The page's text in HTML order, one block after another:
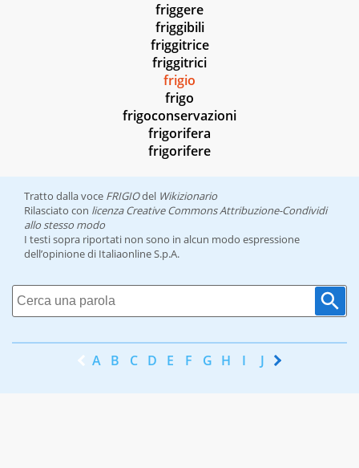
friggere
friggibili
friggitrice
friggitrici
frigio
frigo
frigoconservazioni
frigorifera
frigorifere
Tratto dalla voce FRIGIOdel Wikizionario
Rilasciato con licenza Creative Commons Attribuzione-Condividi
allo stesso modo
I testi sopra riportati non sono in alcun modo espressione
dell’opinione di Italiaonline S.p.A.
A B C D E F G H I J K